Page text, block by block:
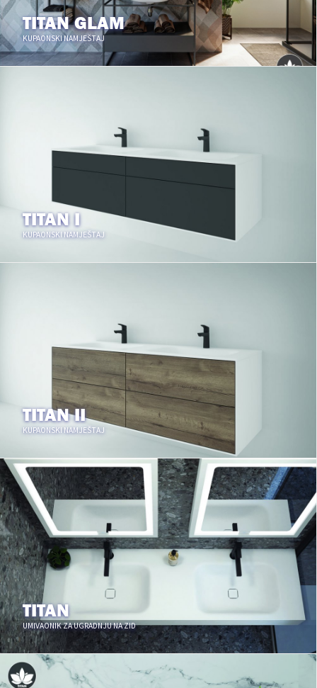
TITAN GLAM
KUPAONSKI NAMJEŠTAJ
TITAN I
KUPAONSKI NAMJEŠTAJ
TITAN II
KUPAONSKI NAMJEŠTAJ
TITAN
UMIVAONIK ZA UGRADNJU NA ZID